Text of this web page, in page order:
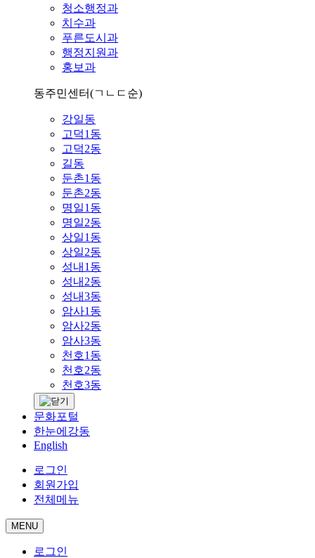
청소행정과
치수과
푸른도시과
행정지원과
홍보과
동주민센터(ㄱㄴㄷ순)
강일동
고덕1동
고덕2동
길동
둔촌1동
둔촌2동
명일1동
명일2동
상일1동
상일2동
성내1동
성내2동
성내3동
암사1동
암사2동
암사3동
천호1동
천호2동
천호3동
문화포털
한눈에강동
English
로그인
회원가입
전체메뉴
MENU
로그인